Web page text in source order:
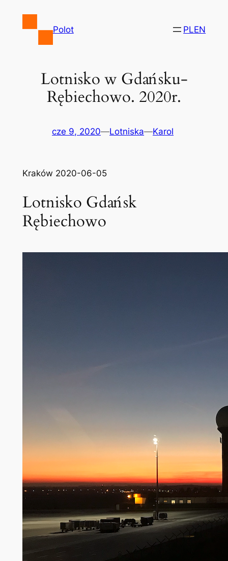
Polot PLEN
Lotnisko w Gdańsku-
Rębiechowo. 2020r.
cze 9, 2020—Lotniska—Karol
Kraków 2020-06-05
Lotnisko Gdańsk
Rębiechowo